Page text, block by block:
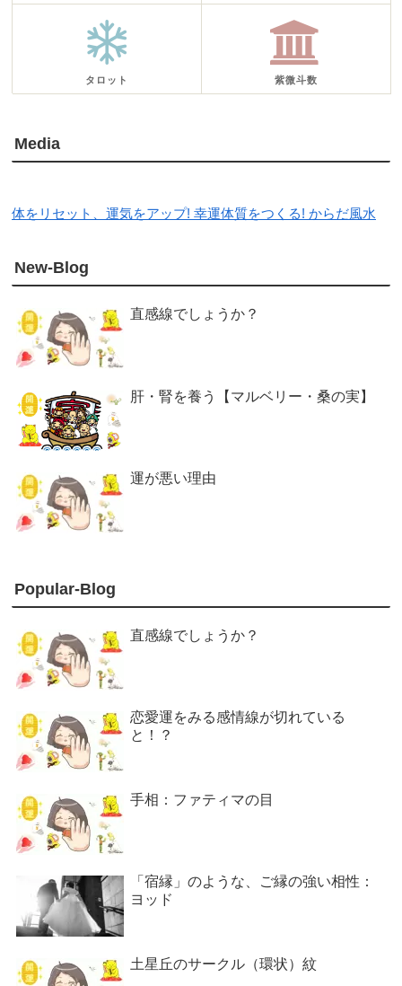
タロット 紫微斗数
Media
体をリセット、運気をアップ! 幸運体質をつくる! からだ風水
New-Blog
直感線でしょうか？
肝・腎を養う【マルベリー・桑の実】
運が悪い理由
Popular-Blog
直感線でしょうか？
恋愛運をみる感情線が切れている
と！？
手相：ファティマの目
「宿縁」のような、ご縁の強い相性：
ヨッド
土星丘のサークル（環状）紋